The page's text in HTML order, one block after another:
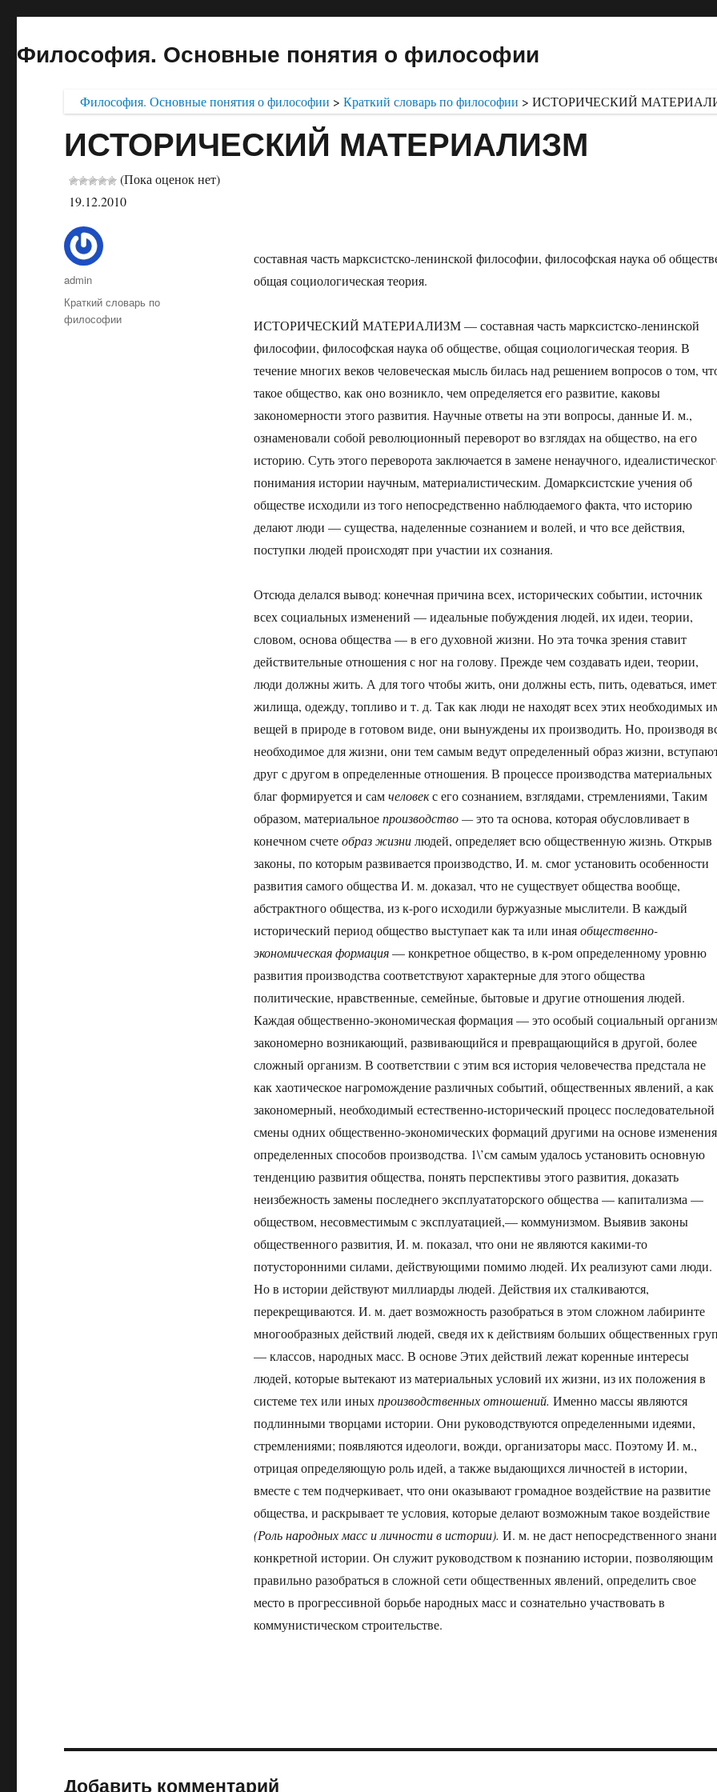
Философия. Основные понятия о философии
Философия. Основные понятия о философии >Краткий словарь по философии >ИСТОРИЧЕСКИЙ
ИСТОРИЧЕСКИЙ МАТЕРИАЛИЗМ
(Пока оценок нет)
19.12.2010
составная часть марксистско-ленинской философии, философская наука об
общая социологическая теория.
ИСТОРИЧЕСКИЙ МАТЕРИАЛИЗМ — составная часть марксистско-ленинской
философии, философская наука об обществе, общая социологическая теория. В
течение многих веков человеческая мысль билась над решением вопросов о том,
такое общество, как оно возникло, чем определяется его развитие, каковы
закономерности этого развития. Научные ответы на эти вопросы, данные И. м.,
ознаменовали собой революционный переворот во взглядах на общество, на его
историю. Суть этого переворота заключается в замене ненаучного,
понимания истории научным, материалистическим. Домарксистские учения об
обществе исходили из того непосредственно наблюдаемого факта, что историю
делают люди — существа, наделенные сознанием и волей, и что все действия,
поступки людей происходят при участии их сознания.
Отсюда делался вывод: конечная причина всех, исторических событии, источник
всех социальных изменений — идеальные побуждения людей, их идеи, теории,
словом, основа общества — в его духовной жизни. Но эта точка зрения ставит
действительные отношения с ног на голову. Прежде чем создавать идеи, теории,
люди должны жить. А для того чтобы жить, они должны есть, пить, одеваться,
жилища, одежду, топливо и т. д. Так как люди не находят всех этих необходимых
вещей в природе в готовом виде, они вынуждены их производить. Но, производя
необходимое для жизни, они тем самым ведут определенный образ жизни,
друг с другом в определенные отношения. В процессе производства материальных
благ формируется и самчеловекс его сознанием, взглядами, стремлениями, Таким
образом, материальноепроизводство —это та основа, которая обусловливает в
конечном счетеобраз жизнилюдей, определяет всю общественную жизнь. Открыв
законы, по которым развивается производство, И. м. смог установить особенности
развития самого общества И. м. доказал, что не существует общества вообще,
абстрактного общества, из к-рого исходили буржуазные мыслители. В каждый
исторический период общество выступает как та или инаяобщественно-
экономическая формация— конкретное общество, в к-ром определенному уровню
развития производства соответствуют характерные для этого общества
политические, нравственные, семейные, бытовые и другие отношения людей.
Каждая общественно-экономическая формация — это особый социальный
закономерно возникающий, развивающийся и превращающийся в другой, более
сложный организм. В соответствии с этим вся история человечества предстала не
как хаотическое нагромождение различных событий, общественных явлений, а как
закономерный, необходимый естественно-исторический процесс последовательной
смены одних общественно-экономических формаций другими на основе изменения
определенных способов производства. 1\’см самым удалось установить основную
тенденцию развития общества, понять перспективы этого развития, доказать
неизбежность замены последнего эксплуататорского общества — капитализма —
обществом, несовместимым с эксплуатацией,— коммунизмом. Выявив законы
общественного развития, И. м. показал, что они не являются какими-то
потусторонними силами, действующими помимо людей. Их реализуют сами люди.
Но в истории действуют миллиарды людей. Действия их сталкиваются,
перекрещиваются. И. м. дает возможность разобраться в этом сложном лабиринте
многообразных действий людей, сведя их к действиям больших общественных
— классов, народных масс. В основе Этих действий лежат коренные интересы
людей, которые вытекают из материальных условий их жизни, из их положения в
системе тех или иныхпроизводственных отношений. Именно массы являются
подлинными творцами истории. Они руководствуются определенными идеями,
стремлениями; появляются идеологи, вожди, организаторы масс. Поэтому И. м.,
отрицая определяющую роль идей, а также выдающихся личностей в истории,
вместе с тем подчеркивает, что они оказывают громадное воздействие на развитие
общества, и раскрывает те условия, которые делают возможным такое воздействие
(Роль народных масс и личности в истории). И. м. не даст непосредственного
конкретной истории. Он служит руководством к познанию истории, позволяющим
правильно разобраться в сложной сети общественных явлений, определить свое
место в прогрессивной борьбе народных масс и сознательно участвовать в
коммунистическом строительстве.
Автор
admin
Опубликовано
Рубрики
Краткий словарь по
философии
Добавить комментарий